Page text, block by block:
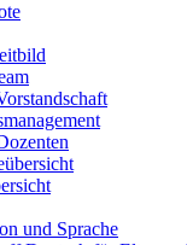
und Sprache